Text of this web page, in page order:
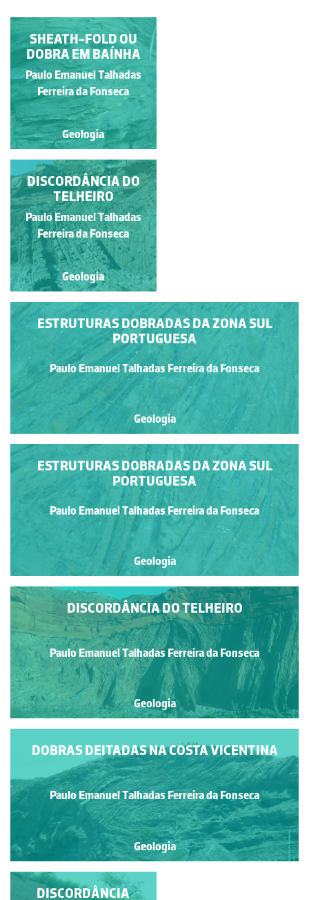
FENDAS DE TRACÇÃO
Raquel Antunes
Geologia
SHEATH-FOLD OU
DOBRA EM BAÍNHA
Paulo Emanuel Talhadas
Ferreira da Fonseca
Geologia
ESTRUTURAS
DOBRADAS DA ZONA
SUL PORTUGUESA
Paulo Emanuel Talhadas
Ferreira da Fonseca
Geologia
ESTRUTURAS DOBRADAS DA ZONA SUL
PORTUGUESA
Paulo Emanuel Talhadas Ferreira da Fonseca
Geologia
ESTRUTURAS DOBRADAS DA ZONA SUL
PORTUGUESA
Paulo Emanuel Talhadas Ferreira da Fonseca
Geologia
DISCORDÂNCIA DO
TELHEIRO
Paulo Emanuel Talhadas
Ferreira da Fonseca
Geologia
DISCORDÂNCIA DO TELHEIRO
Paulo Emanuel Talhadas Ferreira da Fonseca
Geologia
DOBRAS DEITADAS NA COSTA VICENTINA
Paulo Emanuel Talhadas Ferreira da Fonseca
Geologia
DOBRAS DEITADAS
DISCORDÂNCIA